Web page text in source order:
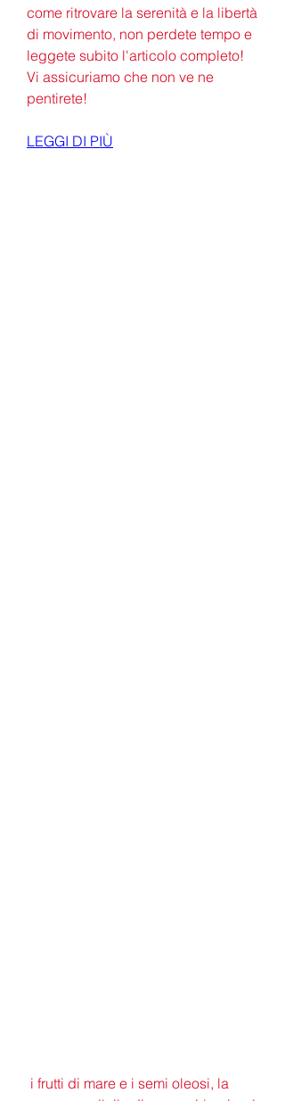
come ritrovare la serenità e la libertà
di movimento, non perdete tempo e
leggete subito l'articolo completo!
Vi assicuriamo che non ve ne
pentirete!
LEGGI DI PIÙ